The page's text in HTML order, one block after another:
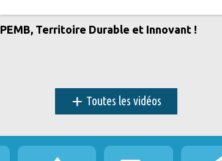
PEMB, Territoire Durable et Innovant !
+ Toutes les vidéos